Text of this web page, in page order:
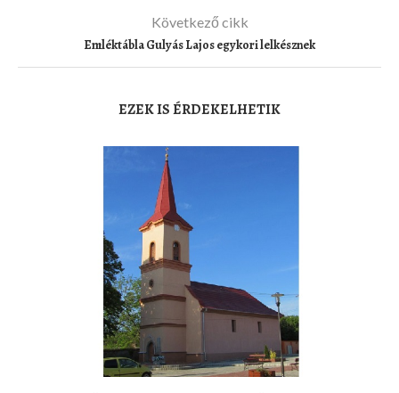
Következő cikk
Emléktábla Gulyás Lajos egykori lelkésznek
EZEK IS ÉRDEKELHETIK